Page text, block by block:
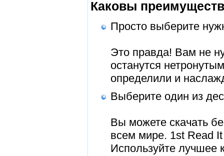
Каковы
Просто выберите
Это правда! Вам не
останутся
определили и
Выберите один из
Вы можете скачать
всем мире. 1st Read
Используйте лучшее